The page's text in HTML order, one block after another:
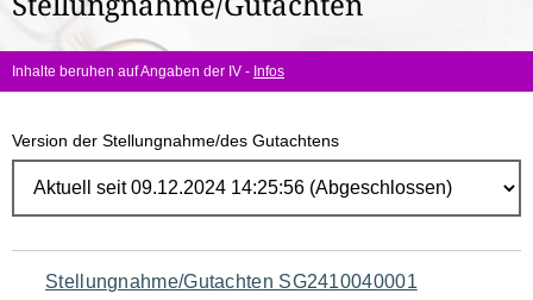
hier:
Inhalte beruhen auf Angaben der IV - Infos
Version der Stellungnahme/des Gutachtens
Navigation
Stellungnahme/Gutachten SG2410040001